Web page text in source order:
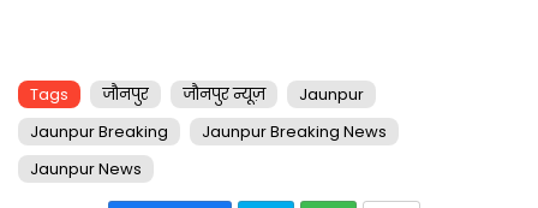
Tags जौनपुर जौनपुर न्यूज़
Jaunpur
Jaunpur Breaking
Jaunpur Breaking News
Jaunpur News